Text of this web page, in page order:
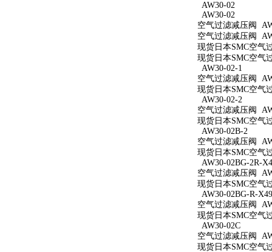
AW30-02
AW30-02
空气过滤减压阀
空气过滤减压阀
现货日本SMC空气
现货日本SMC空气
AW30-02-1
空气过滤减压阀
现货日本SMC空气
AW30-02-2
空气过滤减压阀
现货日本SMC空气
AW30-02B-2
空气过滤减压阀
现货日本SMC空气
AW30-02BG-2R-
空气过滤减压阀
现货日本SMC空气
AW30-02BG-R-
空气过滤减压阀
现货日本SMC空气
AW30-02C
空气过滤减压阀
现货日本SMC空气